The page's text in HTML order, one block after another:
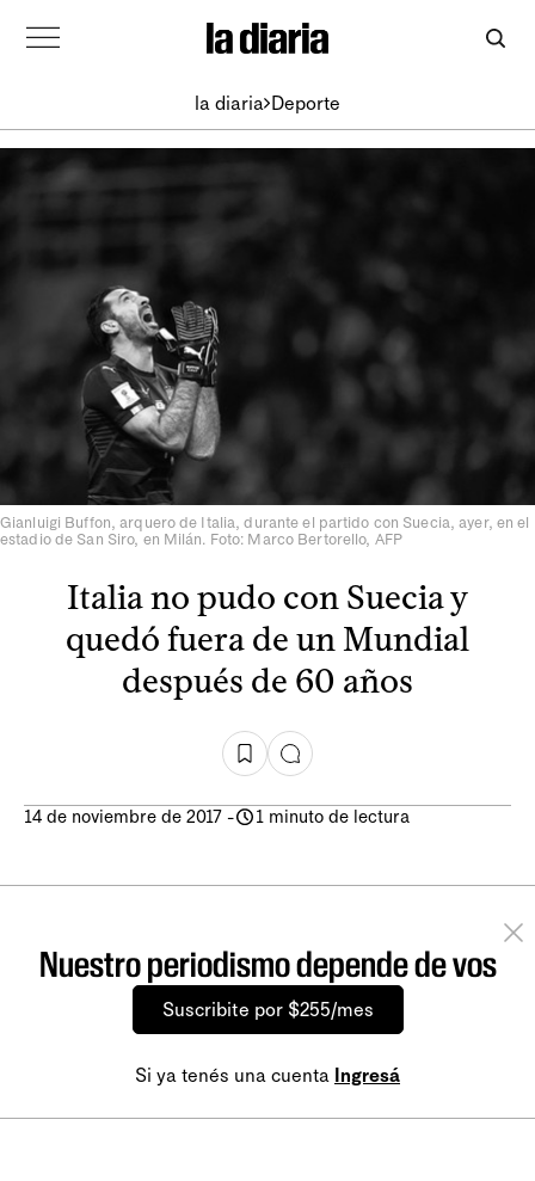
la diaria Deporte
Gianluigi Buffon, arquero de Italia, durante el partido con Suecia, ayer, en el
estadio de San Siro, en Milán. Foto: Marco Bertorello, AFP
Italia no pudo con Suecia y
quedó fuera de un Mundial
después de 60 años
14 de noviembre de 2017 - 1 minuto de lectura
Nuestro periodismo depende de vos
Suscribite por $255/mes
Si ya tenés una cuenta Ingresá